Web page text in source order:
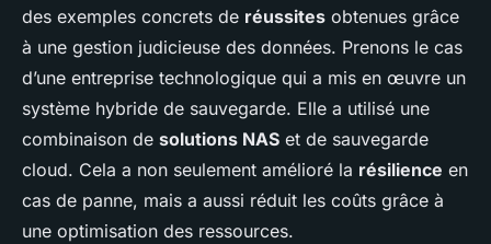
des exemples concrets de réussites obtenues grâce
à une gestion judicieuse des données. Prenons le cas
d’une entreprise technologique qui a mis en œuvre un
système hybride de sauvegarde. Elle a utilisé une
combinaison de solutions NAS et de sauvegarde
cloud. Cela a non seulement amélioré la résilience en
cas de panne, mais a aussi réduit les coûts grâce à
une optimisation des ressources.